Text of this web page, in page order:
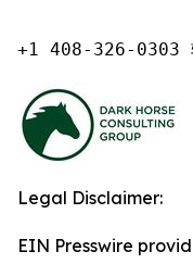
+1 408-326-0303
Legal Disclaimer:
EIN Presswire